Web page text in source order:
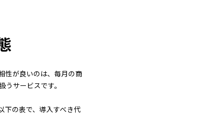
性が良いのは、毎月の商
サービスです。
下の表で、導入すべき代